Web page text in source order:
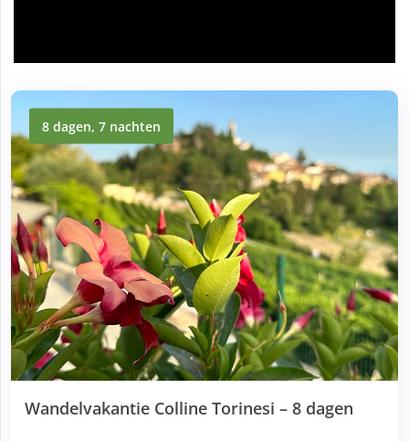
8 dagen, 7 nachten
Wandelvakantie Colline Torinesi – 8 dagen